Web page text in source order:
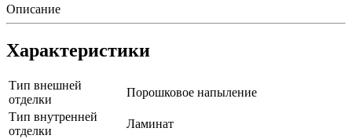
Описание
Характеристики
Тип внешней
отделки
Порошковое напыление
Тип внутренней
отделки
Ламинат